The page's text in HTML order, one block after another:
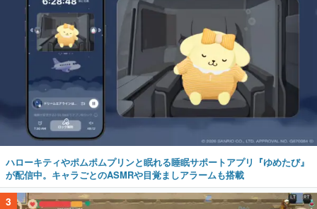
ハローキティやポムポムプリンと眠れる睡眠サポートアプリ『ゆめたび』
が配信中。キャラごとのASMRや目覚ましアラームも搭載
3